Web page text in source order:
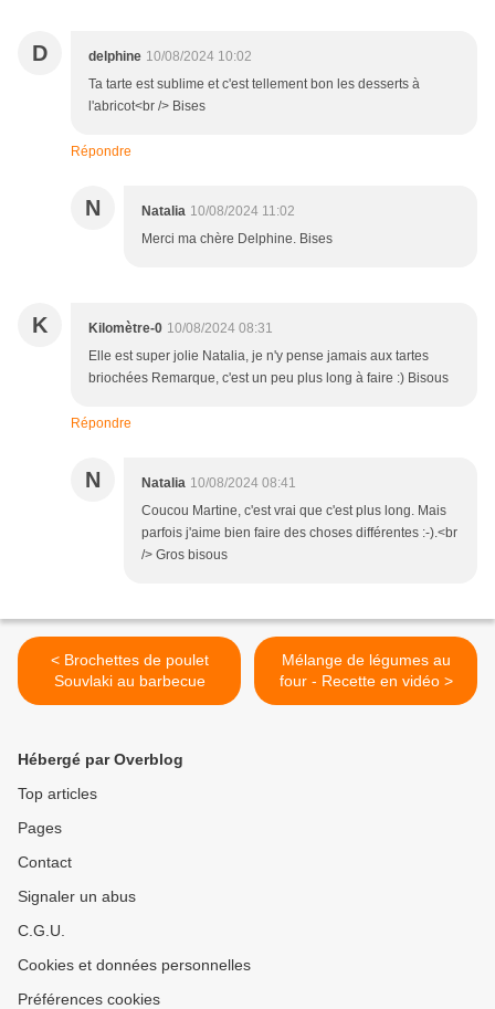
D delphine 10/08/2024 10:02
Ta tarte est sublime et c'est tellement bon les desserts à
l'abricot<br /> Bises
Répondre
N Natalia 10/08/2024 11:02
Merci ma chère Delphine. Bises
K Kilomètre-0 10/08/2024 08:31
Elle est super jolie Natalia, je n'y pense jamais aux tartes
briochées Remarque, c'est un peu plus long à faire :) Bisous
Répondre
N Natalia 10/08/2024 08:41
Coucou Martine, c'est vrai que c'est plus long. Mais
parfois j'aime bien faire des choses différentes :-).<br
/> Gros bisous
< Brochettes de poulet
Souvlaki au barbecue
Mélange de légumes au
four - Recette en vidéo >
Hébergé par Overblog
Top articles
Pages
Contact
Signaler un abus
C.G.U.
Cookies et données personnelles
Préférences cookies